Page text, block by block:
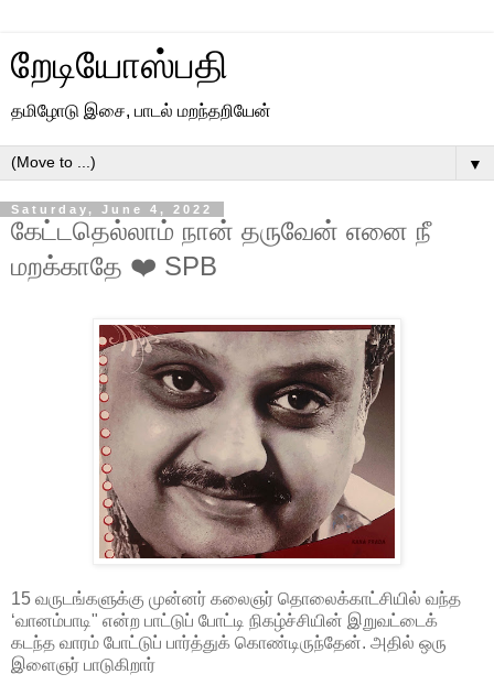
றேடியோஸ்பதி
தமிழோடு இசை, பாடல் மறந்தறியேன்
▼
Saturday, June 4, 2022
கேட்டதெல்லாம் நான் தருவேன் எனை நீ
மறக்காதே ❤️ SPB
15 வருடங்களுக்கு முன்னர் கலைஞர் தொலைக்காட்சியில் வந்த
‘வானம்பாடி" என்ற பாட்டுப் போட்டி நிகழ்ச்சியின் இறுவட்டைக்
கடந்த வாரம் போட்டுப் பார்த்துக் கொண்டிருந்தேன். அதில் ஒரு
இளைஞர் பாடுகிறார்